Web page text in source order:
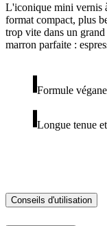
L'iconique mini vernis
format compact, plus
trop vite dans un
marron parfaite :
Formule végane
Longue tenue
Conseils d'utilisation